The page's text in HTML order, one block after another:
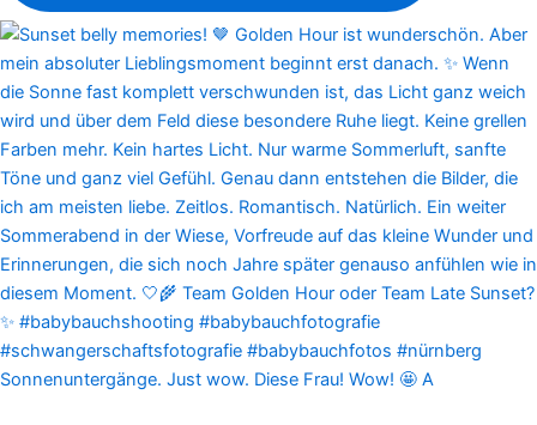
Sonnenuntergänge. Just wow. Diese Frau! Wow! 🤩 A